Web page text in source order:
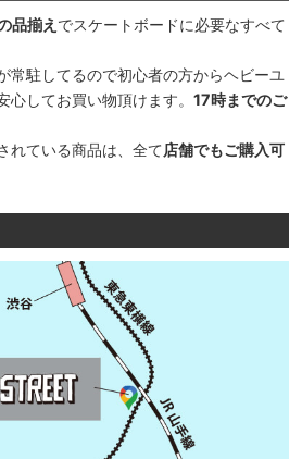
品揃え でスケートボードに必要なすべて
常駐してるので初心者の方からヘビーユ
してお買い物頂けます。 17時までのご
れている商品は、全て店舗でもご購入可